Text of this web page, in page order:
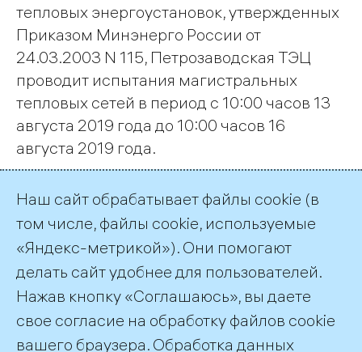
тепловых энергоустановок, утвержденных
Приказом Минэнерго России от
24.03.2003 N 115, Петрозаводская ТЭЦ
проводит испытания магистральных
тепловых сетей в период с 10:00 часов 13
августа 2019 года до 10:00 часов 16
августа 2019 года.
Страница 1 из 2.
1 2 Далее
Подписка на публикацииRSS
Наш сайт обрабатывает файлы cookie (в
том числе, файлы cookie, используемые
«Яндекс-метрикой»). Они помогают
делать сайт удобнее для пользователей.
Нажав кнопку «Соглашаюсь», вы даете
свое согласие на обработку файлов cookie
вашего браузера. Обработка данных